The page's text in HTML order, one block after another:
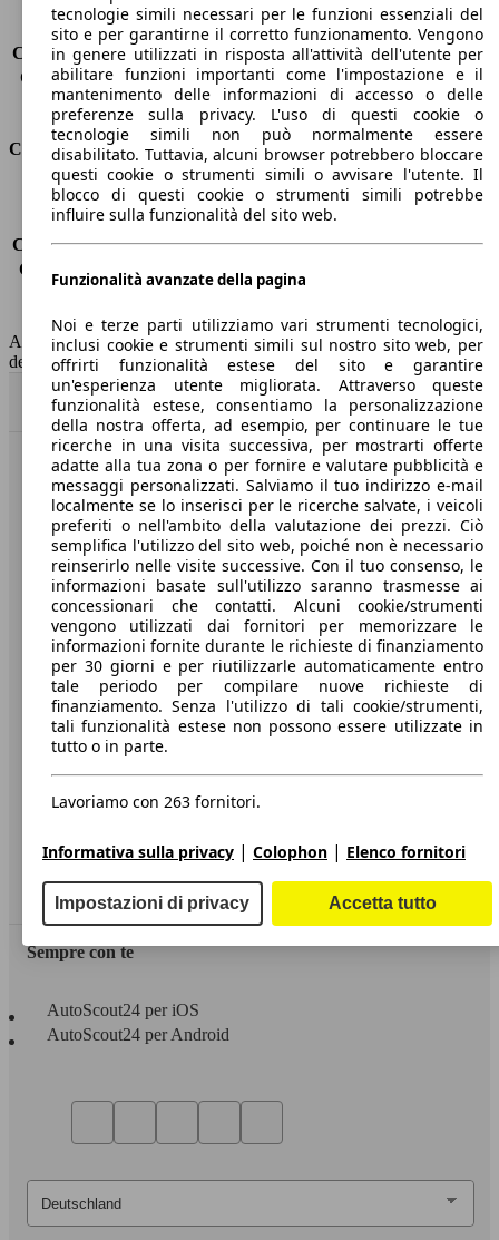
Carico sul tetto
-
Capacità di traino (senza freni) -
Capacità di traino (con freni)
1250 kg
Volume del bagagliaio
350 - 1200 l
Consumi
Emissioni di CO2*
110 g/km (komb.)
Consumo (urbano)
5.9 l/100km
Consumo (extra-urbano) 4.1 l/100km
Consumo (combinato)*
4.8 l/100km
Capacità del serbatoio
50 l
AutoScout24 non si assume alcuna responsabilità per la correttezza
dei dati.
Torna su
Benvenuti su AutoScout24, il mercato auto europeo.
Società
A proposito di AutoScout24
Stampa
Media
Condizioni generali
Informazioni
Privacy
Dichiarazione di Accessibilità
Servizi
Area rivenditori
Sempre con te
AutoScout24 per iOS
AutoScout24 per Android
tecnologie simili necessari per le funzioni essenziali del
sito e per garantirne il corretto funzionamento. Vengono
in genere utilizzati in risposta all'attività dell'utente per
abilitare funzioni importanti come l'impostazione e il
mantenimento delle informazioni di accesso o delle
preferenze sulla privacy. L'uso di questi cookie o
tecnologie simili non può normalmente essere
disabilitato. Tuttavia, alcuni browser potrebbero bloccare
questi cookie o strumenti simili o avvisare l'utente. Il
blocco di questi cookie o strumenti simili potrebbe
influire sulla funzionalità del sito web.
Funzionalità avanzate della pagina
Noi e terze parti utilizziamo vari strumenti tecnologici,
inclusi cookie e strumenti simili sul nostro sito web, per
offrirti funzionalità estese del sito e garantire
un'esperienza utente migliorata. Attraverso queste
funzionalità estese, consentiamo la personalizzazione
della nostra offerta, ad esempio, per continuare le tue
ricerche in una visita successiva, per mostrarti offerte
adatte alla tua zona o per fornire e valutare pubblicità e
messaggi personalizzati. Salviamo il tuo indirizzo e-mail
localmente se lo inserisci per le ricerche salvate, i veicoli
preferiti o nell'ambito della valutazione dei prezzi. Ciò
semplifica l'utilizzo del sito web, poiché non è necessario
reinserirlo nelle visite successive. Con il tuo consenso, le
informazioni basate sull'utilizzo saranno trasmesse ai
concessionari che contatti. Alcuni cookie/strumenti
vengono utilizzati dai fornitori per memorizzare le
informazioni fornite durante le richieste di finanziamento
per 30 giorni e per riutilizzarle automaticamente entro
tale periodo per compilare nuove richieste di
finanziamento. Senza l'utilizzo di tali cookie/strumenti,
tali funzionalità estese non possono essere utilizzate in
tutto o in parte.
Lavoriamo con 263 fornitori.
Informativa sulla privacy | Colophon | Elenco fornitori
Impostazioni di privacy Accetta tutto